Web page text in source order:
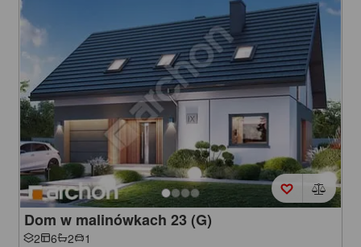
Dom w malinówkach 23 (G)
2 6 2 1